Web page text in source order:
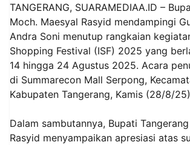
TANGERANG, SUARAMEDIAA.ID –
Moch. Maesyal Rasyid mendampingi
Andra Soni menutup rangkaian
Shopping Festival (ISF) 2025 yang
14 hingga 24 Agustus 2025. Acara
di Summarecon Mall Serpong,
Kabupaten Tangerang, Kamis (28/8/
Dalam sambutannya, Bupati
Rasyid menyampaikan apresiasi atas